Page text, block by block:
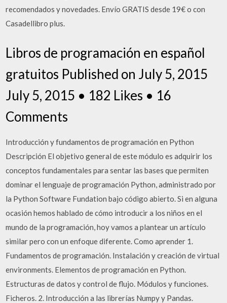
recomendados y novedades. Envío GRATIS desde 19€ o con
Casadellibro plus.
Libros de programación en español
gratuitos Published on July 5, 2015
July 5, 2015 • 182 Likes • 16
Comments
Introducción y fundamentos de programación en Python
Descripción El objetivo general de este módulo es adquirir los
conceptos fundamentales para sentar las bases que permiten
dominar el lenguaje de programación Python, administrado por
la Python Software Fundation bajo código abierto. Si en alguna
ocasión hemos hablado de cómo introducir a los niños en el
mundo de la programación, hoy vamos a plantear un artículo
similar pero con un enfoque diferente. Como aprender 1.
Fundamentos de programación. Instalación y creación de virtual
environments. Elementos de programación en Python.
Estructuras de datos y control de flujo. Módulos y funciones.
Ficheros. 2. Introducción a las librerías Numpy y Pandas.